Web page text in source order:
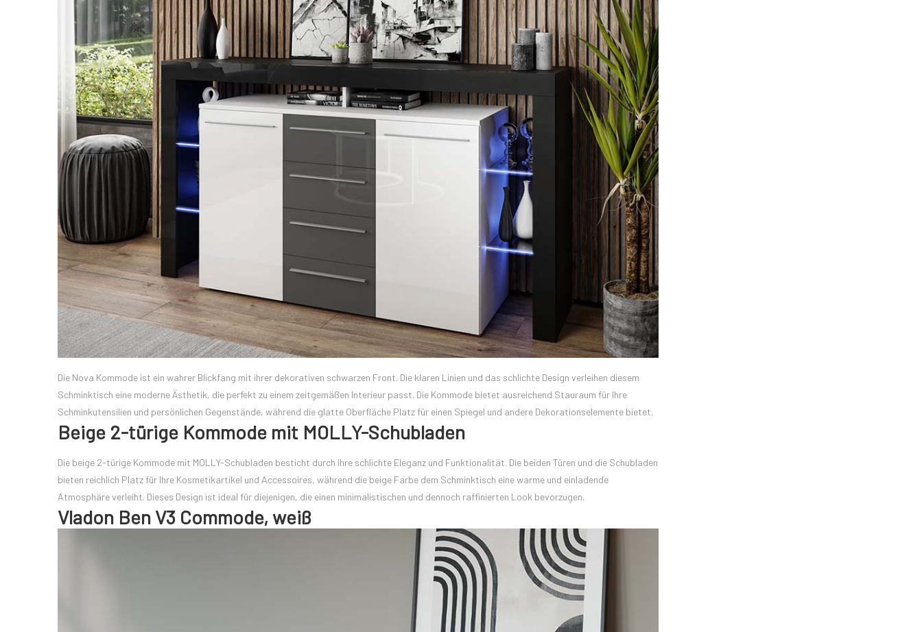
Die Nova Kommode ist ein wahrer Blickfang mit ihrer dekorativen schwarzen Front. Die klaren Linien und das schlichte Design verleihen diesem
Schminktisch eine moderne Ästhetik, die perfekt zu einem zeitgemäßen Interieur passt. Die Kommode bietet ausreichend Stauraum für Ihre
Schminkutensilien und persönlichen Gegenstände, während die glatte Oberfläche Platz für einen Spiegel und andere Dekorationselemente bietet.
Beige 2-türige Kommode mit MOLLY-Schubladen
Die beige 2-türige Kommode mit MOLLY-Schubladen besticht durch ihre schlichte Eleganz und Funktionalität. Die beiden Türen und die Schubladen
bieten reichlich Platz für Ihre Kosmetikartikel und Accessoires, während die beige Farbe dem Schminktisch eine warme und einladende
Atmosphäre verleiht. Dieses Design ist ideal für diejenigen, die einen minimalistischen und dennoch raffinierten Look bevorzugen.
Vladon Ben V3 Commode, weiß